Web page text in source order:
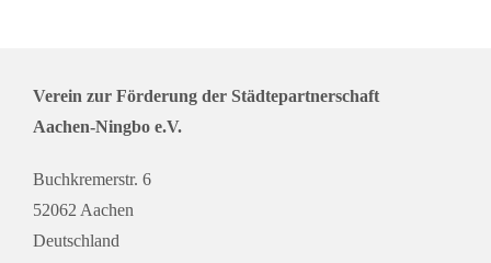
Verein zur Förderung der Städtepartnerschaft
Aachen-Ningbo e.V.
Buchkremerstr. 6
52062 Aachen
Deutschland